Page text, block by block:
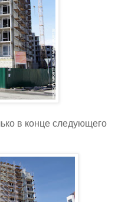
в конце следующего